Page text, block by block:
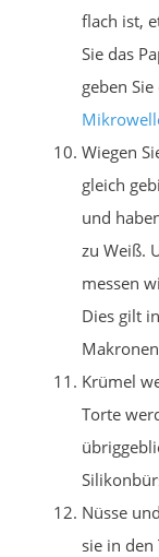
flach ist,
Sie das
geben
Wiegen
gleich
und
zu Weiß.
messen
Dies gilt
Krümel
Torte
Nüsse
sie in den